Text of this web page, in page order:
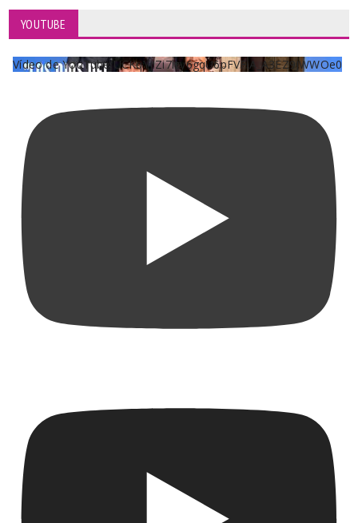
YOUTUBE
Vídeo de YouTube UCKqYjiZi7lzy6gqU6pFVFiA_A3EZ9JWWOe0